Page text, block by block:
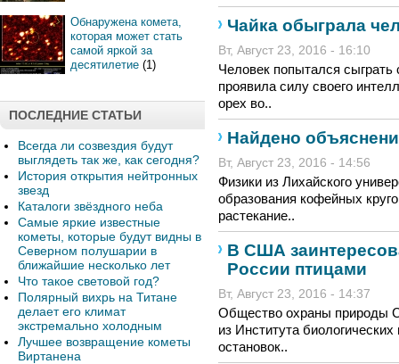
Обнаружена комета,
которая может стать
самой яркой за
десятилетие (1)
ПОСЛЕДНИЕ СТАТЬИ
Всегда ли созвездия будут
выглядеть так же, как сегодня?
История открытия нейтронных
звезд
Каталоги звёздного неба
Самые яркие известные
кометы, которые будут видны в
Северном полушарии в
ближайшие несколько лет
Что такое световой год?
Полярный вихрь на Титане
делает его климат
экстремально холодным
Лучшее возвращение кометы
Виртанена
Чайка обыграла
Вт, Август 23, 2016 - 16:10
Человек попытался сыграть
проявила силу своего
орех во..
Найдено
Вт, Август 23, 2016 - 14:56
Физики из Лихайского
образования кофейных
растекание..
В США
России птицами
Вт, Август 23, 2016 - 14:37
Общество охраны природы
из Института
остановок..